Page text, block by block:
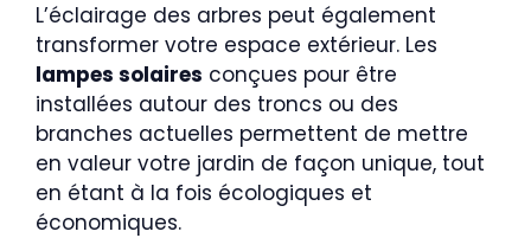
L’éclairage des arbres peut également
transformer votre espace extérieur. Les
lampes solaires conçues pour être
installées autour des troncs ou des
branches actuelles permettent de mettre
en valeur votre jardin de façon unique, tout
en étant à la fois écologiques et
économiques.